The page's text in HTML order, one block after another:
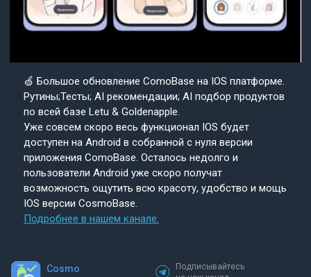
🍏 Большое обновление ComoBase на IOS платформе.
Рутины;Тесты; AI рекомендации; AI подбор продуктов
по всей базе Letu & Goldenapple.
Уже совсем скоро весь функционал IOS будет
доступен на Android в собранной с нуля версии
приложения ComoBase. Осталось недолго и
пользователи Android уже скоро получат
возможность ощутить всю красоту, удобство и мощь
IOS версии CosmoBase.
Подробнее в нашем канале.
Cosmo
Подписывайтесь